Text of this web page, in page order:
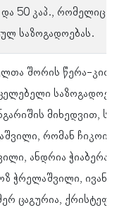
50 კაპ., რომელიც
საზოგადოებას.
შორის წერა-
მიხედვით,
რომან
ანდრია
ჭრელაშვილი, ივანე
ცაგურია,